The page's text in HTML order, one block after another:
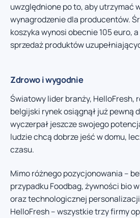
uwzględnione po to, aby utrzymać
wynagrodzenie dla producentów.
koszyka wynosi obecnie 105 euro,
sprzedaż produktów
Zdrowo i wygodnie
Światowy lider branży, HelloFresh,
belgijski rynek osiągnął już pewną
wyczerpał jeszcze swojego
ludzie chcą dobrze jeść w domu,
czasu.
Mimo różnego pozycjonowania –
przypadku Foodbag, żywności bio
oraz technologicznej
HelloFresh – wszystkie trzy firmy